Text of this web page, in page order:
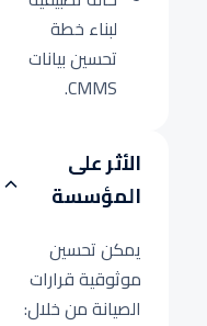
لبناء خطة
تحسين بيانات
CMMS.
الأثر على
المؤسسة
يمكن تحسين
موثوقية قرارات
الصيانة من خلال: